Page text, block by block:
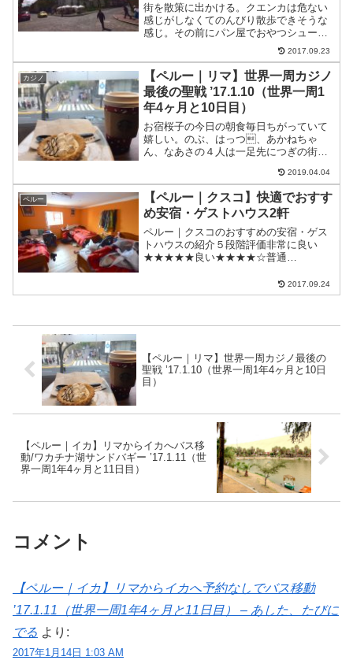
街を散策に出かける。クエンカは危ない
感じがしなくてのんびり散歩できそうな
感じ。その前にパン屋でおやつシューク
リーム？0.3ドルで安くてうまい。クエン
カのメルカドまずはメルカド（市場）に
おいしい豚肉があるというので食べに行
く。メルカド中は割と...
2017.09.23
カジノ
【ペルー｜リマ】世界一周カジノ
最後の聖戦 ’17.1.10（世界一周1
年4ヶ月と10日目）
お宿桜子の今日の朝食毎日ちがっていて
嬉しい。のぶ、はっつ、あかねちゃ
ん、なあさの４人は一足先につぎの街イ
なぜなら・・・やりたいことがまだあっ
たから！足もみ午前中にリクエストがあ
ったので２人の足揉み。横野...
2019.04.04
ペルー
【ペルー｜クスコ】快適でおすす
め安宿・ゲストハウス2軒
ペルー｜クスコのおすすめの安宿・ゲス
トハウスの紹介５段階評価非常に良い
★★★★★良い★★★★☆普通
★☆☆☆☆暖炉のある安宿「Hostal
Rebalosa オスタル レスバロサ」料金：
2017.09.24
【ペルー｜リマ】世界一周カジノ最後の
聖戦 ’17.1.10（世界一周1年4ヶ月と10日
目）
【ペルー｜イカ】リマからイカへバス移
動/ワカチナ湖サンドバギー ’17.1.11（世
界一周1年4ヶ月と11日目）
コメント
【ペルー｜イカ】リマからイカへ予約なしでバス移動
’17.1.11（世界一周1年4ヶ月と11日目） – あした、たびに
でる より:
2017年1月14日 1:03 AM